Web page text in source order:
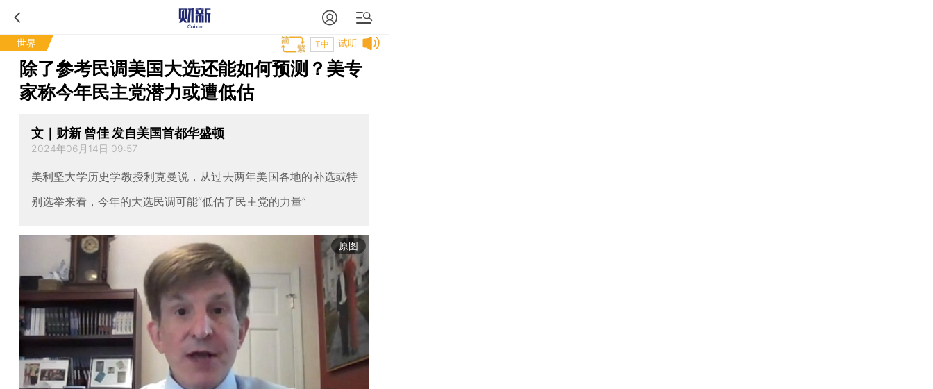
世界 试听
T中
除了参考民调美国大选还能如何预测？美专
家称今年民主党潜力或遭低估
文｜财新 曾佳 发自美国首都华盛顿
2024年06月14日 09:57
美利坚大学历史学教授利克曼说，从过去两年美国各地的补选或特
别选举来看，今年的大选民调可能“低估了民主党的力量”
原图